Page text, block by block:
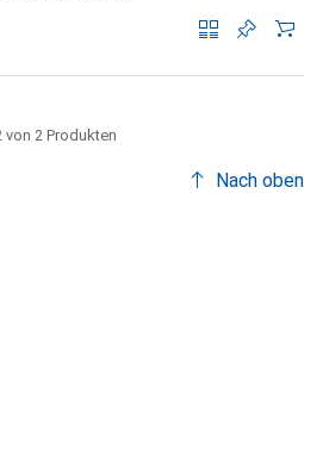
von 2 Produkten
Nach oben